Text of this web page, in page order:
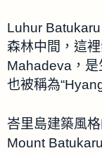
Luhur
森林中間，這
Mahadeva，是
也被稱為
峇里島建築風
Mount